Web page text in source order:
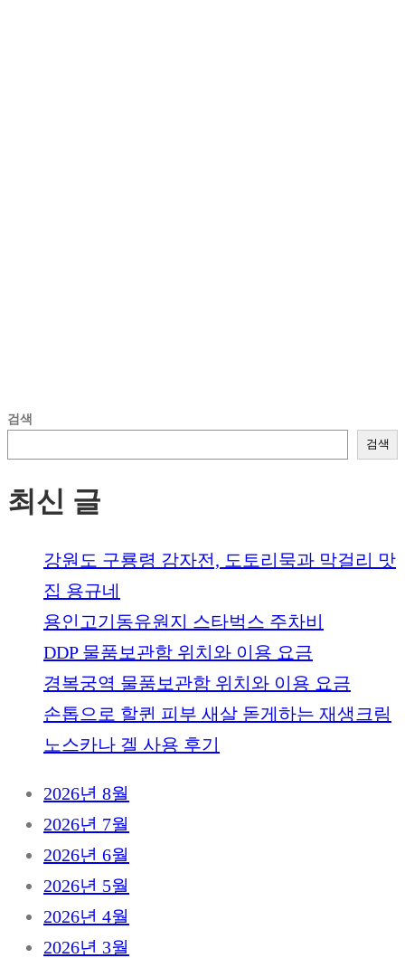
검색
검색
최신 글
강원도 구룡령 감자전, 도토리묵과 막걸리 맛
집 용규네
용인고기동유원지 스타벅스 주차비
DDP 물품보관함 위치와 이용 요금
경복궁역 물품보관함 위치와 이용 요금
손톱으로 할퀸 피부 새살 돋게하는 재생크림
노스카나 겔 사용 후기
2026년 8월
2026년 7월
2026년 6월
2026년 5월
2026년 4월
2026년 3월